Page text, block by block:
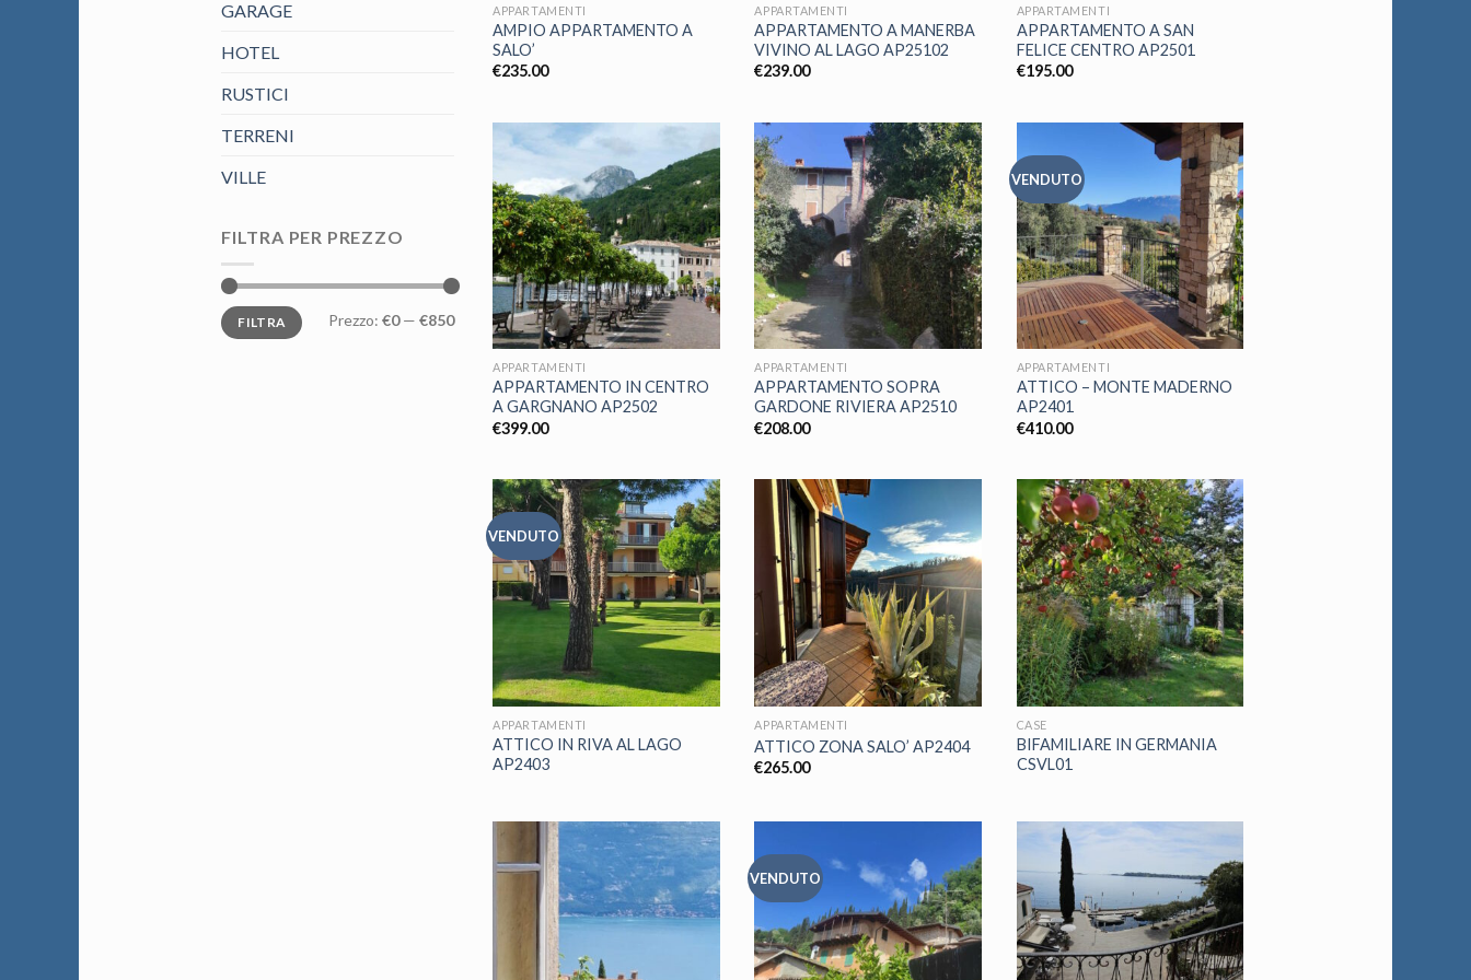
GARAGE
HOTEL
RUSTICI
TERRENI
VILLE
FILTRA PER PREZZO
Prezzo
Min
Prezzo
MaxFILTRA Prezzo: €0— €850
APPARTAMENTI
AMPIO APPARTAMENTO A
SALO’
€235.00
APPARTAMENTI
APPARTAMENTO A MANERBA
VIVINO AL LAGO AP25102
€239.00
APPARTAMENTI
APPARTAMENTO A SAN
FELICE CENTRO AP2501
€195.00
APPARTAMENTI
APPARTAMENTO IN CENTRO
A GARGNANO AP2502
€399.00
APPARTAMENTI
APPARTAMENTO SOPRA
GARDONE RIVIERA AP2510
€208.00
VENDUTO
APPARTAMENTI
ATTICO – MONTE MADERNO
AP2401
€410.00
VENDUTO
APPARTAMENTI
ATTICO IN RIVA AL LAGO
AP2403
APPARTAMENTI
ATTICO ZONA SALO’ AP2404
€265.00
CASE
BIFAMILIARE IN GERMANIA
CSVL01
VENDUTO